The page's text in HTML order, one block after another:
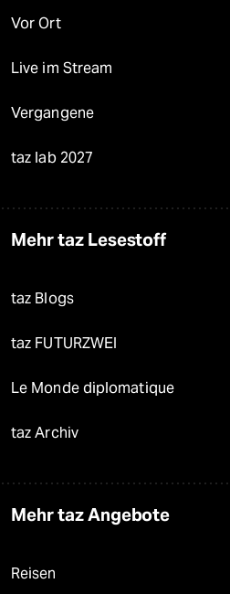
Vor Ort
Live im Stream
Vergangene
taz lab 2027
Mehr taz Lesestoff
taz Blogs
taz FUTURZWEI
Le Monde diplomatique
taz Archiv
Mehr taz Angebote
Reisen